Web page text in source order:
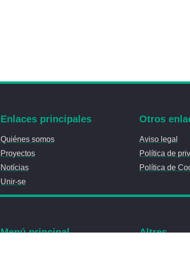
Enlaces principales
Quiénes somos
Proyectos
Notícias
Unir-se
Otros
Aviso legal
Política de
Política de
Menú principal Altres